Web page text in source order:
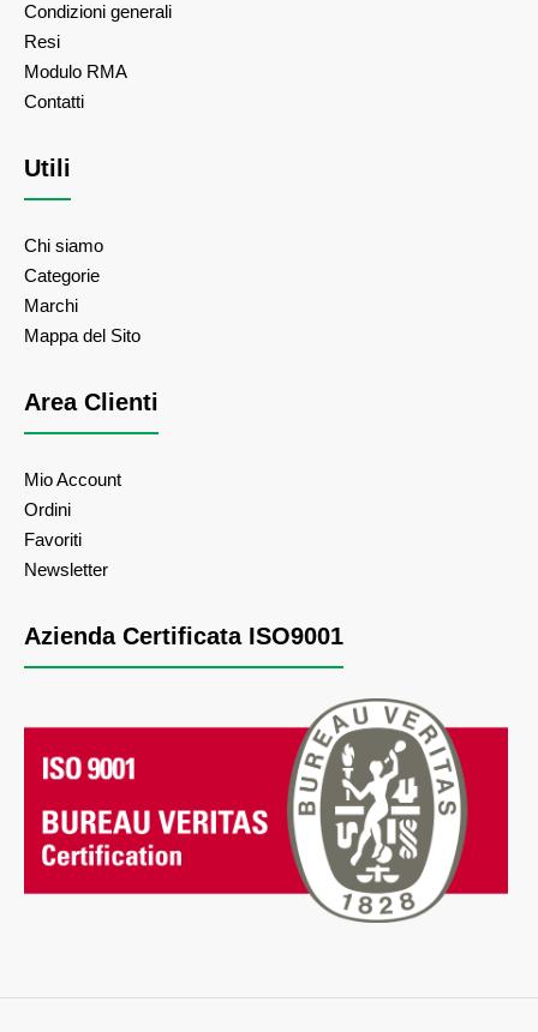
Condizioni generali
Resi
Modulo RMA
Contatti
Utili
Chi siamo
Categorie
Marchi
Mappa del Sito
Area Clienti
Mio Account
Ordini
Favoriti
Newsletter
Azienda Certificata ISO9001